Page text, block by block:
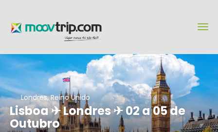
Londres, Reino Unido
Lisboa ✈ Londres ✈ 02 a 05 de
Outubro